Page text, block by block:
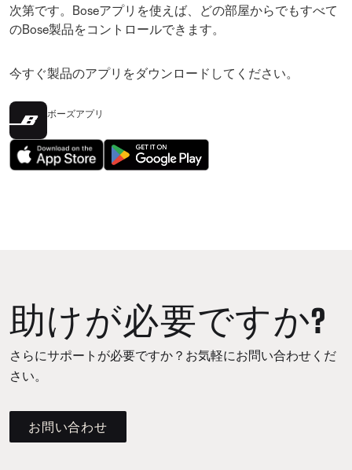
次第です。Boseアプリを使えば、どの部屋からでもすべて
のBose製品をコントロールできます。
今すぐ製品のアプリをダウンロードしてください。
ボーズアプリ
助けが必要ですか?
さらにサポートが必要ですか？お気軽にお問い合わせくだ
さい。
お問い合わせ